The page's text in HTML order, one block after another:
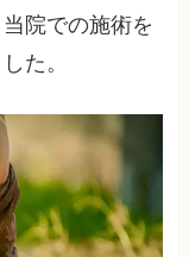
院での施術を
た。